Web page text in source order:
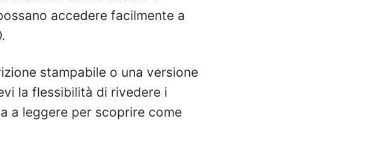
accedere facilmente a
stampabile o una versione
la flessibilità di rivedere i
a leggere per scoprire come